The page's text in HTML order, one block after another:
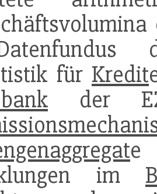
für Kredit
der
im